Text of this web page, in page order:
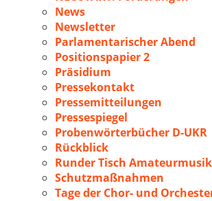
News
Newsletter
Parlamentarischer Abend
Positionspapier 2
Präsidium
Pressekontakt
Pressemitteilungen
Pressespiegel
Probenwörterbücher D-UKR
Rückblick
Runder Tisch Amateurmusik
Schutzmaßnahmen
Tage der Chor- und